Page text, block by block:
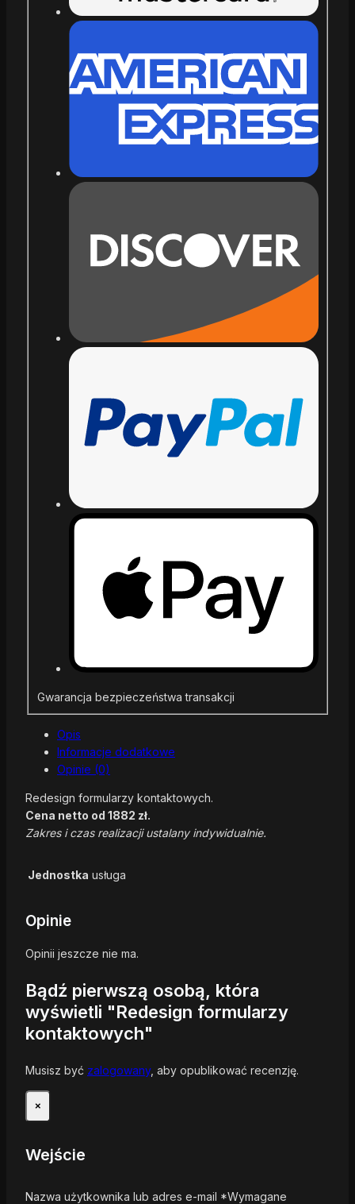
Gwarancja bezpieczeństwa transakcji
Opis
Informacje dodatkowe
Opinie (0)
Redesign formularzy kontaktowych.
Cena netto od 1882 zł.
Zakres i czas realizacji ustalany indywidualnie.
Jednostka usługa
Opinie
Opinii jeszcze nie ma.
Bądź pierwszą osobą, która
wyświetli "Redesign formularzy
kontaktowych"
Musisz być zalogowany, aby opublikować recenzję.
×
Wejście
Nazwa użytkownika lub adres e-mail *Wymagane